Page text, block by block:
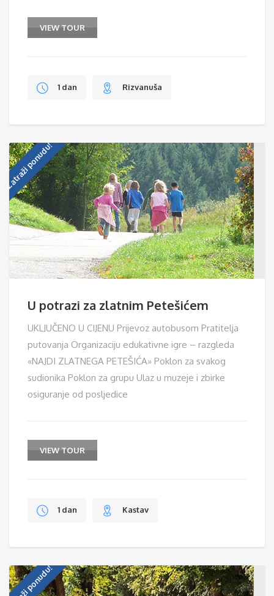
VIEW TOUR
1 dan Rizvanuša
Zatraži ponudu!
U potrazi za zlatnim Petešićem
UKLJUČENO U CIJENU Prijevoz autobusom Pratitelja
putovanja Organizaciju edukativne igre – razgleda
«NAJDI ZLATNEGA PETEŠIĆA» Poklon za svakog
sudionika Poklon za grupu Ulaz u muzeje i zbirke
osiguranje od posljedice
VIEW TOUR
1 dan Kastav